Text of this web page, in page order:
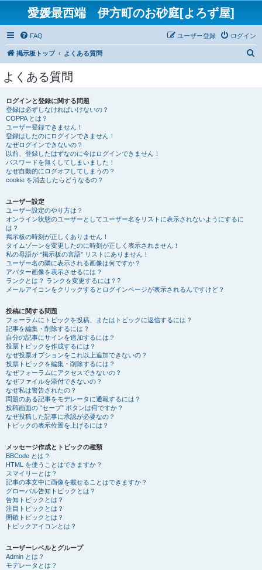
愛媛最西端 伊方町のお砂庭[よろず屋]
FAQ ログイン
ユーザー登録
掲示板トップ よくある質問
よくある質問
ログインと登録に関する問題
登録は必ずしなければいけないの？
COPPA とは？
ユーザー登録できません！
登録はしたのにログインできません！
なぜログインできないの？
以前、登録したはずなのに今はログインできません！
パスワードを無くしてしまいました！
なぜ自動的にログオフしてしまうの？
cookie を消去したらどうなるの？
ユーザー設定
ユーザー設定のやり方は？
オンライン状態のユーザーとしてユーザー名をリストに表示されないようにするに
は？
掲示板の時刻が正しくありません！
タイムゾーンを変更したのに時刻が正しく表示されません！
私の母語が “掲示板の言語” リストにありません！
ユーザー名の隣に表示される画像は何ですか？
アバター画像を表示させるには？
ランクとは？ ランクを変更するには？?
メールアイコンをクリックするとログインページが表示されるんですけど？
投稿に関する問題
フォーラムにトピックを投稿、またはトピックに返信するには？
記事を編集・削除するには？
自分の記事にサインを追加するには？
投票トピックを作成するには？
なぜ投票オプションをこれ以上追加できないの？
投票トピックを編集・削除するには？
なぜフォーラムにアクセスできないの？
なぜファイルを添付できないの？
なぜ私は警告されたの？
問題のある記事をモデレータに通報するには？
投稿画面の “セーブ” ボタンは何ですか？
なぜ投稿した記事に承認が必要なの？
トピックの表示位置を上げるには？
メッセージ作成とトピックの種類
BBCode とは？
HTML を使うことはできますか？
スマイリーとは？
記事の本文中に画像を載せることはできますか？
グローバル告知トピックとは？
告知トピックとは？
注目トピックとは？
閉鎖トピックとは？
トピックアイコンとは？
ユーザーレベルとグループ
Admin とは？
モデレータとは？